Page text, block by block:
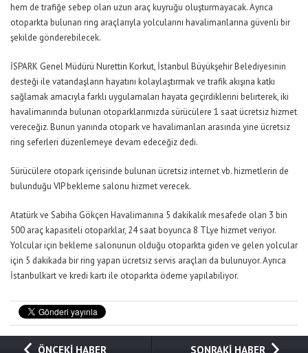
hem de trafiğe sebep olan uzun araç kuyruğu oluşturmayacak. Ayrıca
otoparkta bulunan ring araçlarıyla yolcularını havalimanlarına güvenli bir
şekilde gönderebilecek.
İSPARK Genel Müdürü Nurettin Korkut, İstanbul Büyükşehir Belediyesinin
desteği ile vatandaşların hayatını kolaylaştırmak ve trafik akışına katkı
sağlamak amacıyla farklı uygulamaları hayata geçirdiklerini belirterek, iki
havalimanında bulunan otoparklarımızda sürücülere 1 saat ücretsiz hizmet
vereceğiz. Bunun yanında otopark ve havalimanları arasında yine ücretsiz
ring seferleri düzenlemeye devam edeceğiz dedi.
Sürücülere otopark içerisinde bulunan ücretsiz internet vb. hizmetlerin de
bulunduğu VIP bekleme salonu hizmet verecek.
Atatürk ve Sabiha Gökçen Havalimanına 5 dakikalık mesafede olan 3 bin
500 araç kapasiteli otoparklar, 24 saat boyunca 8 TLye hizmet veriyor.
Yolcular için bekleme salonunun olduğu otoparkta giden ve gelen yolcular
için 5 dakikada bir ring yapan ücretsiz servis araçları da bulunuyor. Ayrıca
İstanbulkart ve kredi kartı ile otoparkta ödeme yapılabiliyor.
ÖNCEKİ HABER SONRAKİ HABER